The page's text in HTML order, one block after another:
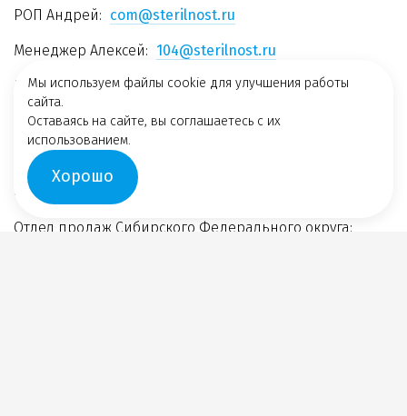
РОП Андрей: com@sterilnost.ru
Менеджер Алексей: 104@sterilnost.ru
Менеджер Мария: 105@sterilnost.ru
Менеджер Александра: 106@sterilnost.ru
Менеджер Савва:
Отдел маркетинга:
Отдел продаж Сибирского Федерального округа:
Мы используем файлы cookie для улучшения работы
сайта.
Оставаясь на сайте, вы соглашаетесь с их
использованием.
Хорошо